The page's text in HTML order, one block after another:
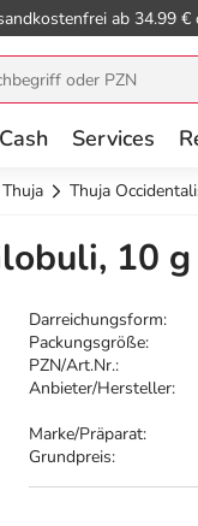
ab 34.99 €
Services
Thuja Thuja
10 g
Darreichungsform:
Packungsgröße:
PZN/Art.Nr.:
Anbieter/Hersteller:
Marke/Präparat:
Grundpreis: